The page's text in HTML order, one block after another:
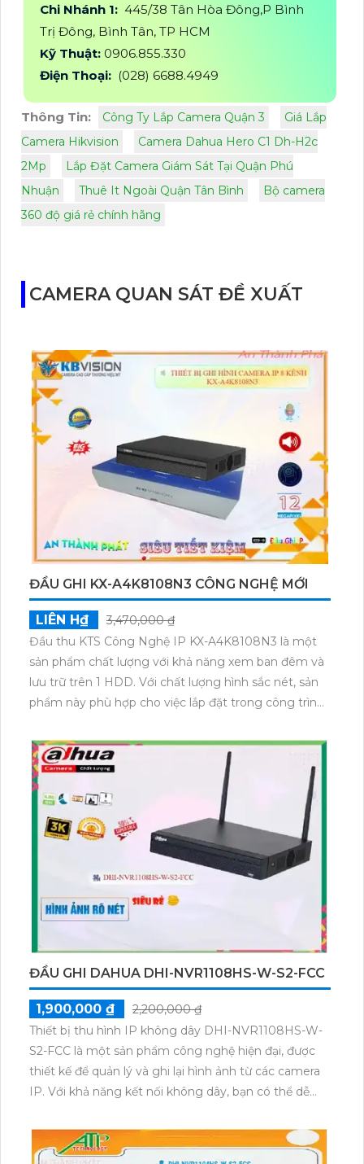
Chi Nhánh 1: 445/38 Tân Hòa Đông,P Bình
Trị Đông, Bình Tân, TP HCM
Kỹ Thuật: 0906.855.330
Điện Thoại: (028) 6688.4949
Thông Tin: Công Ty Lắp Camera Quận 3
Giá Lắp
Camera Hikvision
Camera Dahua Hero C1 Dh-H2c
2Mp
Lắp Đặt Camera Giám Sát Tại Quận Phú
Nhuận
Thuê It Ngoài Quận Tân Bình
Bộ camera
360 độ giá rẻ chính hãng
CAMERA QUAN SÁT ĐỀ XUẤT
ĐẦU GHI KX-A4K8108N3 CÔNG NGHỆ MỚI
LIÊN H₫
3,470,000 ₫
Đầu thu KTS Công Nghệ IP KX-A4K8108N3 là một
sản phẩm chất lượng với khả năng xem ban đêm và
lưu trữ trên 1 HDD. Với chất lượng hình sắc nét, sản
phẩm này phù hợp cho việc lắp đặt trong công trình
dụng và chế độ riêng tư khanh vùng khi xâm nhập,
giúp bạn yên tâm bảo vệ an ninh. Chất lượng hình
ảnh được cải thiện bởi công nghệ tiên tiến, cùng
nguồn giao động ổn định và tiết kiệm điện năng.
AssemblyVersion và định dạng video hỗ trợ linh hoạt,
đa dạng, giúp dễ dàng quản lý và lưu trữ dữ liệu.
ĐẦU GHI DAHUA DHI-NVR1108HS-W-S2-FCC
1,900,000 ₫
2,200,000 ₫
Thiết bị thu hình IP không dây DHI-NVR1108HS-W-
S2-FCC là một sản phẩm công nghệ hiện đại, được
thiết kế để quản lý và ghi lại hình ảnh từ các camera
IP. Với khả năng kết nối không dây, bạn có thể dễ
dụng dây cáp phức tạp. Thiết bị này hỗ trợ nhiều
kênh ghi hình và tích hợp công nghệ nén video